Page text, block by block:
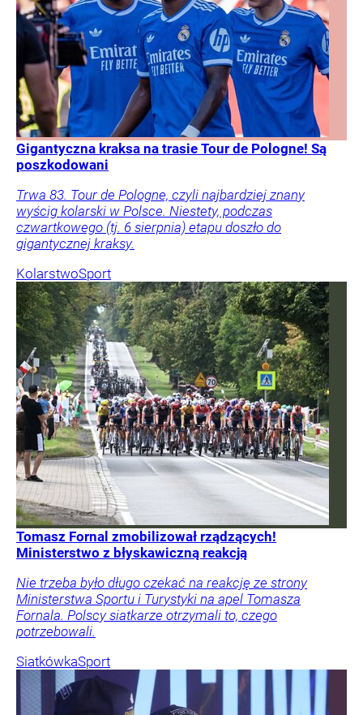
Gigantyczna kraksa na trasie Tour de Pologne! Są
poszkodowani
Trwa 83. Tour de Pologne, czyli najbardziej znany
wyścig kolarski w Polsce. Niestety, podczas
czwartkowego (tj. 6 sierpnia) etapu doszło do
gigantycznej kraksy.
KolarstwoSport
Tomasz Fornal zmobilizował rządzących!
Ministerstwo z błyskawiczną reakcją
Nie trzeba było długo czekać na reakcję ze strony
Ministerstwa Sportu i Turystyki na apel Tomasza
Fornala. Polscy siatkarze otrzymali to, czego
potrzebowali.
SiatkówkaSport